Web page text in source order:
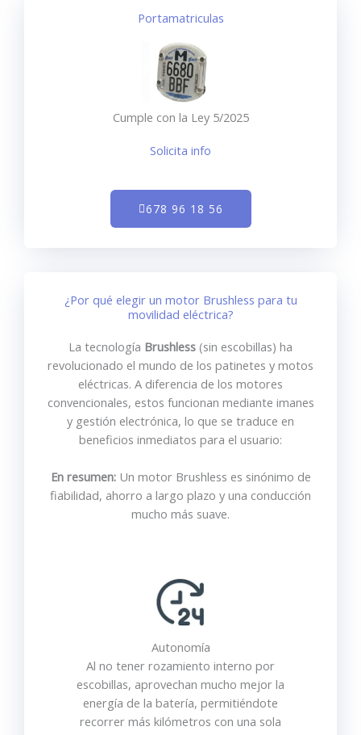
Portamatriculas
Cumple con la Ley 5/2025
Solicita info
678 96 18 56
¿Por qué elegir un motor Brushless para tu
movilidad eléctrica?
La tecnología Brushless (sin escobillas) ha
revolucionado el mundo de los patinetes y motos
eléctricas. A diferencia de los motores
convencionales, estos funcionan mediante imanes
y gestión electrónica, lo que se traduce en
beneficios inmediatos para el usuario:
En resumen:Un motor Brushless es sinónimo de
fiabilidad, ahorro a largo plazo y una conducción
mucho más suave.
Autonomía
Al no tener rozamiento interno por
escobillas, aprovechan mucho mejor la
energía de la batería, permitiéndote
recorrer más kilómetros con una sola